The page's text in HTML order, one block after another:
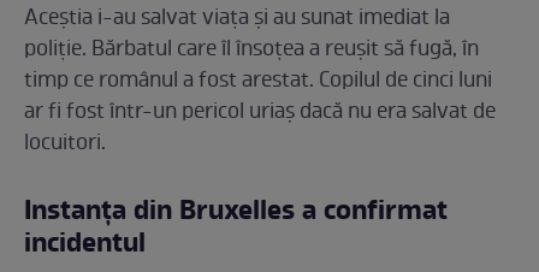
Aceștia i-au salvat viața și au sunat imediat la
poliție. Bărbatul care îl însoțea a reușit să fugă, în
timp ce românul a fost arestat. Copilul de cinci luni
ar fi fost într-un pericol uriaș dacă nu era salvat de
locuitori.
Instanța din Bruxelles a confirmat
incidentul